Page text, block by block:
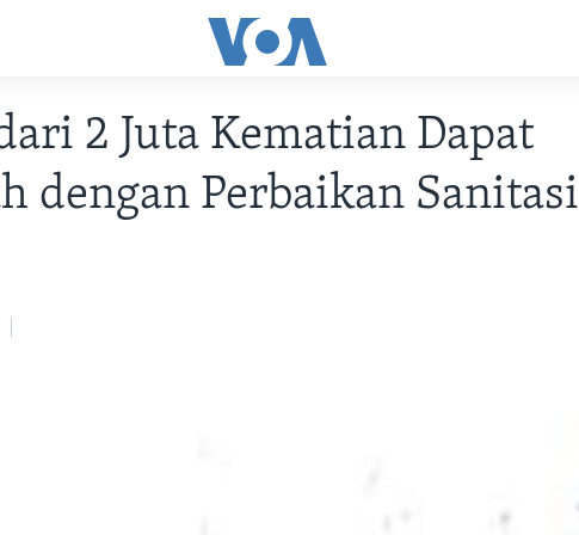
2 Juta Kematian Dapat
dengan Perbaikan Sanitasi